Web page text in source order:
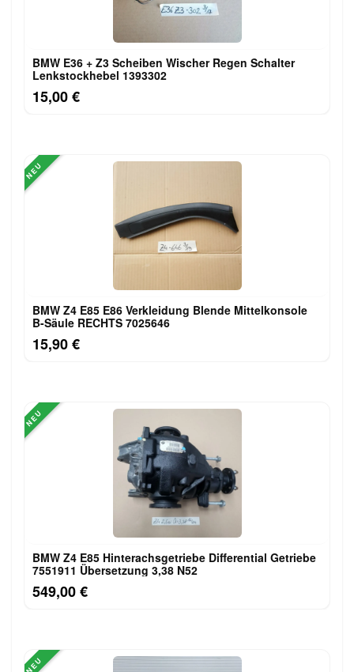
BMW E36 + Z3 Scheiben Wischer Regen Schalter
Lenkstockhebel 1393302
15,00 €
NEU
BMW Z4 E85 E86 Verkleidung Blende Mittelkonsole
B-Säule RECHTS 7025646
15,90 €
NEU
BMW Z4 E85 Hinterachsgetriebe Differential Getriebe
7551911 Übersetzung 3,38 N52
549,00 €
NEU